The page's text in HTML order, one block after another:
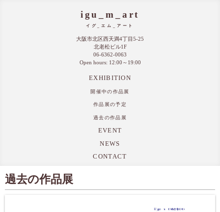
igu_m_art
イグ_エム_アート
大阪市北区西天満4丁目5-25
北老松ビル1F
06-6362-0063
Open hours: 12:00～19:00
EXHIBITION
開催中の作品展
作品展の予定
過去の作品展
EVENT
NEWS
CONTACT
過去の作品展